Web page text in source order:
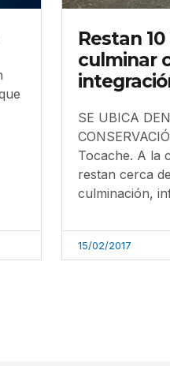
Restan
culminar
SE UBICA
Tocache. A la
restan cerca
culminación,
15/02/2017